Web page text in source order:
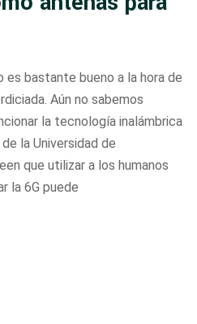
es bastante bueno a la hora de
Aún no sabemos
la tecnología inalámbrica
la Universidad de
que utilizar a los humanos
la 6G puede